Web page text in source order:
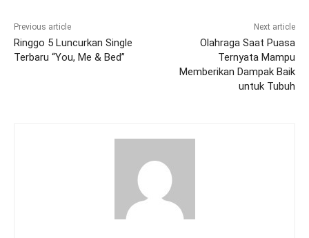
Previous article
Ringgo 5 Luncurkan Single
Terbaru “You, Me & Bed”
Next article
Olahraga Saat Puasa
Ternyata Mampu
Memberikan Dampak Baik
untuk Tubuh